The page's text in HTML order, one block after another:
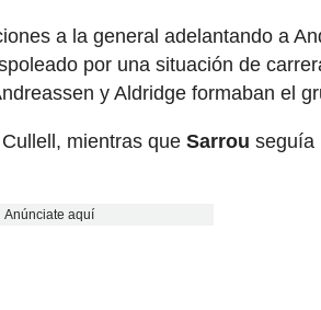
a la general adelantando a
por una situación de
y Aldridge formaban el
mientras queSarrou seguía
Anúnciate aquí